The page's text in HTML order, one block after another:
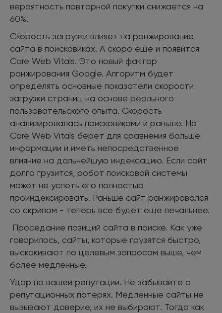
вероятность повторной покупки снижается на
60%.
Скорость загрузки влияет на ранжирование
сайта в поисковиках. А скоро еще и появится
Core Web Vitals. Это новый фактор
ранжирования Google. Алгоритм будет
определять основные показатели скорости
загрузки страниц на основе реального
пользовательского опыта. Скорость
анализировалась поисковиками и раньше. Но
Core Web Vitals берет для сравнения больше
информации и иметь непосредственное
влияние на дальнейшую индексацию. Если сайт
долго грузится, робот поисковой системы
может не успеть его полностью
проиндексировать. Раньше сайт ранжировался
со скрипом - теперь все будет еще печальнее.
Проседание позиций сайта в поиске. Как уже
говорилось, сайты, которые грузятся быстро,
выскакивают по целевым запросам выше, чем
более медленные.
Удар по вашей репутации. Не забывайте о
репутационных потерях. Медленные сайты не
вызывают доверие, их не выбирают. Тогда как